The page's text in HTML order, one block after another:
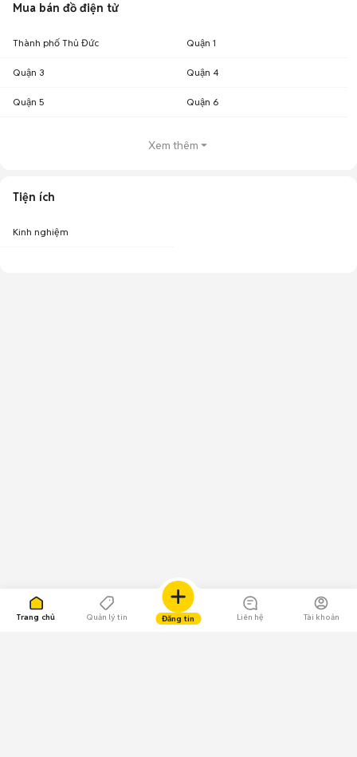
Trang chủ Quản lý tin Đăng tin Liên hệ Tài khoản
Mua bán đồ điện tử
Thành phố Thủ Đức Quận 1
Quận 3 Quận 4
Quận 5 Quận 6
Xem thêm
Tiện ích
Kinh nghiệm